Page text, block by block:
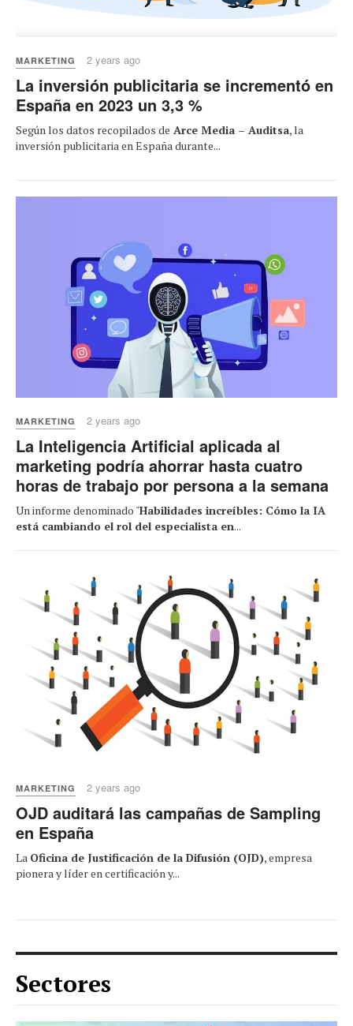
MARKETING 2 years ago
La inversión publicitaria se incrementó en
España en 2023 un 3,3 %
Según los datos recopilados de Arce Media – Auditsa, la
inversión publicitaria en España durante...
MARKETING 2 years ago
La Inteligencia Artificial aplicada al
marketing podría ahorrar hasta cuatro
horas de trabajo por persona a la semana
Un informe denominado "Habilidades increíbles: Cómo la IA
está cambiando el rol del especialista en...
MARKETING 2 years ago
OJD auditará las campañas de Sampling
en España
La Oficina de Justificación de la Difusión (OJD), empresa
pionera y líder en certificación y...
Sectores